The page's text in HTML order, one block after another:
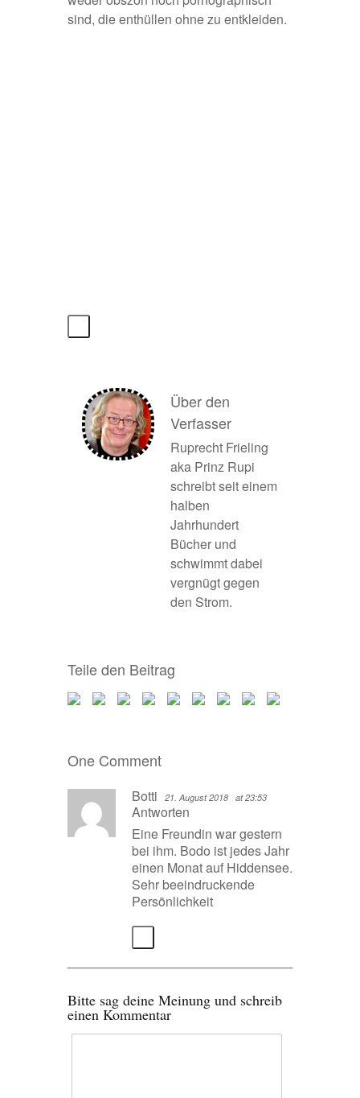
sind, die enthüllen ohne zu entkleiden.
Über den
Verfasser
Ruprecht Frieling
aka Prinz Rupi
schreibt seit einem
halben
Jahrhundert
Bücher und
schwimmt dabei
vergnügt gegen
den Strom.
Teile den Beitrag
One Comment
Botti 21. August 2018 at 23:53
Antworten
Eine Freundin war gestern
bei ihm. Bodo ist jedes Jahr
einen Monat auf Hiddensee.
Sehr beeindruckende
Persönlichkeit
Bitte sag deine Meinung und schreib
einen Kommentar